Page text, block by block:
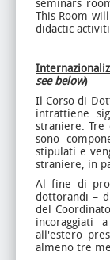
seminars
This Room
didactic
see below)
Il Corso di
intrattiene
straniere. Tre
sono
stipulati e
straniere, in
Al fine di
dottorandi –
del
incoraggiati
all'estero
almeno tre